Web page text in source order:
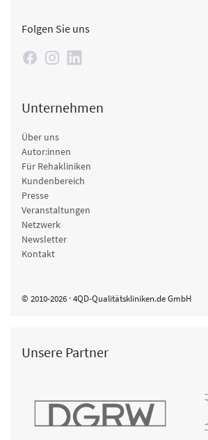
Folgen Sie uns
Unternehmen
Über uns
Autor:innen
Für Rehakliniken
Kundenbereich
Presse
Veranstaltungen
Netzwerk
Newsletter
Kontakt
© 2010-2026 · 4QD-Qualitätskliniken.de GmbH
Unsere Partner